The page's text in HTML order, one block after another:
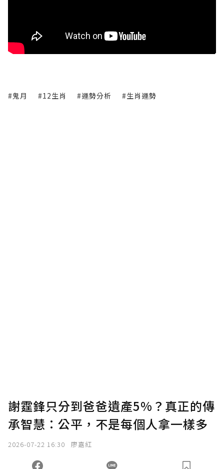
#鬼月 #12生肖 #運勢分析 #生肖運勢
謝霆鋒只分到爸爸遺產5%？真正的傳
承智慧：公平，不是每個人拿一樣多
2026-07-22 16:30 廖嘉紅